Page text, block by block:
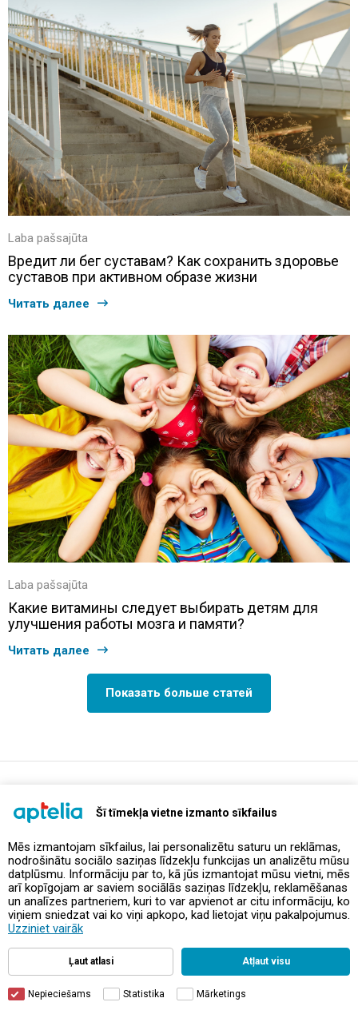
Šī tīmekļa vietne izmanto sīkfailus
Mēs izmantojam sīkfailus, lai personalizētu saturu un reklāmas,
nodrošinātu sociālo saziņas līdzekļu funkcijas un analizētu mūsu
datplūsmu. Informāciju par to, kā jūs izmantojat mūsu vietni, mēs
arī kopīgojam ar saviem sociālās saziņas līdzekļu, reklamēšanas
un analīzes partneriem, kuri to var apvienot ar citu informāciju, ko
viņiem sniedzat vai ko viņi apkopo, kad lietojat viņu pakalpojumus.
Uzziniet vairāk
Ļaut atlasi Atļaut visu
Nepieciešams Statistika Mārketings
Laba pašsajūta
Вредит ли бег суставам? Как сохранить здоровье
суставов при активном образе жизни
Читать далее
Laba pašsajūta
Какие витамины следует выбирать детям для
улучшения работы мозга и памяти?
Читать далее
Показать больше статей
Предложения и акции
Контакты